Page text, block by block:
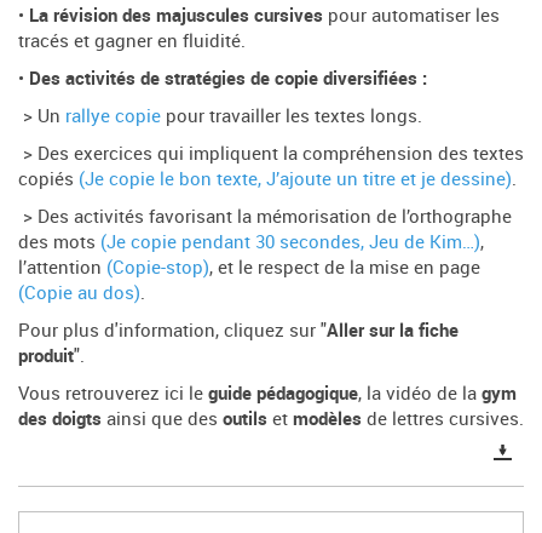
• La révision des majuscules cursives pour automatiser les
tracés et gagner en fluidité.
• Des activités de stratégies de copie diversifiées :
> Un rallye copie pour travailler les textes longs.
> Des exercices qui impliquent la compréhension des textes
copiés (Je copie le bon texte, J’ajoute un titre et je dessine)
> Des activités favorisant la mémorisation de l’orthographe
des mots (Je copie pendant 30 secondes, Jeu de Kim…),
l’attention (Copie-stop), et le respect de la mise en page
(Copie au dos)
Pour plus d'information, cliquez sur "Aller sur la fiche
produit".
Vous retrouverez ici le guide pédagogique, la vidéo de la gym
des doigts ainsi que des outils et modèles de lettres cursives.